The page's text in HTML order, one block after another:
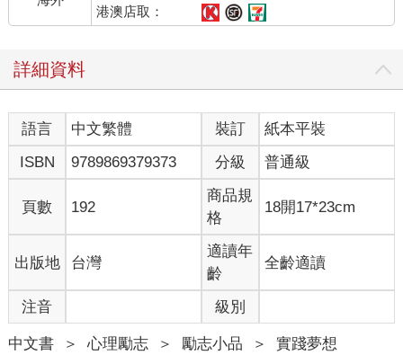
了進來。它緩緩淌向書架二層，抹在那本包裹米黃色書皮，印著
深紅色《革命前夕的摩托車之旅》的文字。書角寫著作者埃內斯
者、政治領袖、革命家。但這些身分，遠遠不及時代所賦予的鮮
明標幟「理想分子」，法國哲學家沙特（Paul Sartre）口中「我
們時代的完人」。
關於「理想」的談論，大概是任何一位青年心底最有力的號召，
而理想於他身上的展現，幾乎等同於個人行為與意志本身。面對
反對者質疑，他曾這麼說道：「如果說我們是浪漫主義者，甚至
是不可救藥的理想主義分子，我們想的都是不可能的事情。那
麼，我們將回答一千零一遍。是的，我們就是這樣的人。」世上
真能有「完美的人」嗎？時代精神，真能僅憑個人意志引領嗎？
這或許是過去十年裡，存於心底最深刻的疑問。
沉寂的四周，僅存室友偶爾發出的鼾聲。我用帶著睡意的指尖，
熟稔地喚醒架上的「日記」。舉止盡可能小心翼翼，不僅擔心驚
擾旁人好夢，更牽掛著書本裡，正在環遊拉丁美洲的主人翁。他
正著手計畫自己的環遊旅行嗎？正帶著濃厚綿密的憂傷，與家人
港澳店取：
詳細資料
語言 中文繁體 裝訂
紙本平裝
ISBN
9789869379373 分級 普通級
頁數 192
商品規
格
18開17*23cm
出版地 台灣
適讀年
齡
全齡適讀
注音 級別
中文書 ＞ 心理勵志 ＞ 勵志小品 ＞ 實踐夢想